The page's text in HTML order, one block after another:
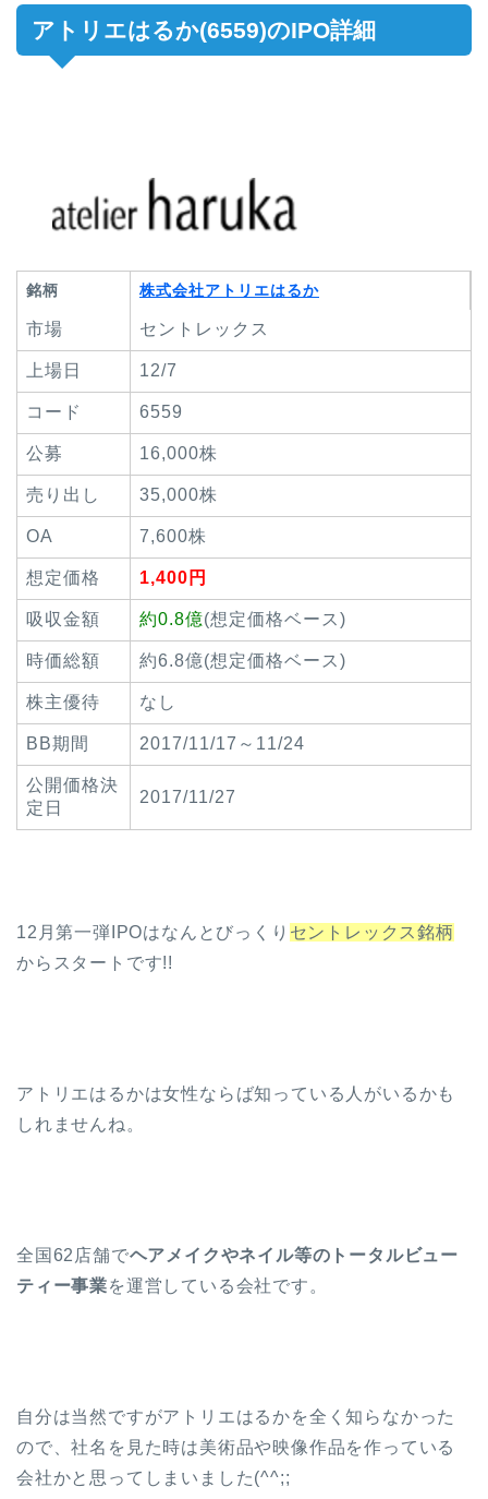
アトリエはるか(6559)のIPO詳細
銘柄 株式会社アトリエはるか
市場 セントレックス
上場日 12/7
コード 6559
公募 16,000株
売り出し 35,000株
OA 7,600株
想定価格 1,400円
吸収金額 約0.8億(想定価格ベース)
時価総額 約6.8億(想定価格ベース)
株主優待 なし
BB期間 2017/11/17～11/24
公開価格決
定日
2017/11/27
12月第一弾IPOはなんとびっくり セントレックス銘柄
からスタートです!!
アトリエはるかは女性ならば知っている人がいるかも
しれませんね。
全国62店舗でヘアメイクやネイル等のトータルビュー
ティー事業を運営している会社です。
自分は当然ですがアトリエはるかを全く知らなかった
ので、社名を見た時は美術品や映像作品を作っている
会社かと思ってしまいました(^^;;